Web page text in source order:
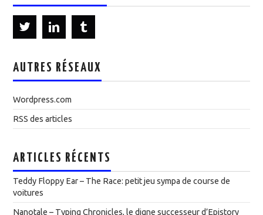
AUTRES RÉSEAUX
Wordpress.com
RSS des articles
ARTICLES RÉCENTS
Teddy Floppy Ear – The Race: petit jeu sympa de course de
voitures
Nanotale – Typing Chronicles, le digne successeur d’Epistory